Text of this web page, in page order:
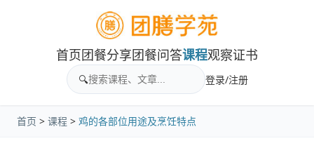
首页团餐分享团餐问答课程观察证书
🔍 登录/注册
首页 > 课程 > 鸡的各部位用途及烹饪特点